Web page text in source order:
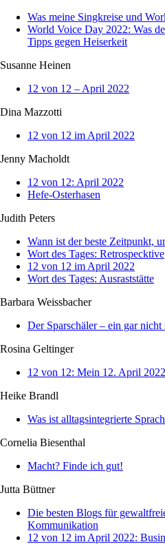
Was meine Singkreise und
World Voice Day 2022: Was
Tipps gegen Heiserkeit
Susanne Heinen
12 von 12 – April 2022
Dina Mazzotti
12 von 12 im April 2022
Jenny Macholdt
12 von 12: April 2022
Hefe-Osterhasen
Judith Peters
Wann ist der beste Zeitpunkt,
Wort des Tages: Retrospecktive
12 von 12 im April 2022
Wort des Tages: Ausraststätte
Barbara Weissbacher
Der Sparschäler – ein gar
Rosina Geltinger
12 von 12: Mein 12. April 2022
Heike Brandl
Was ist alltagsintegrierte
Cornelia Biesenthal
Macht? Finde ich gut!
Jutta Büttner
Die besten Blogs für
Kommunikation
12 von 12 im April 2022: